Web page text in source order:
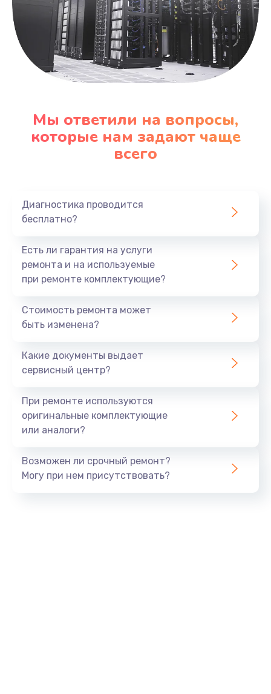
Мы ответили на вопросы,
которые нам задают чаще
всего
Диагностика проводится
бесплатно?
Есть ли гарантия на услуги
ремонта и на используемые
при ремонте комплектующие?
Стоимость ремонта может
быть изменена?
Какие документы выдает
сервисный центр?
При ремонте используются
оригинальные комплектующие
или аналоги?
Возможен ли срочный ремонт?
Могу при нем присутствовать?